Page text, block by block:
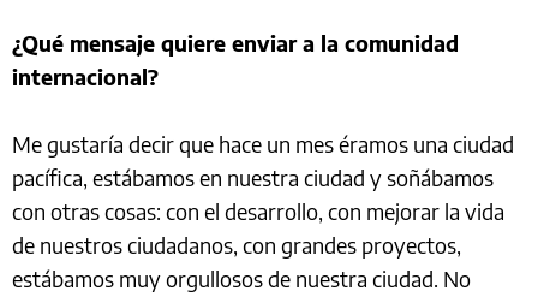
¿Qué mensaje quiere enviar a la comunidad
internacional?
Me gustaría decir que hace un mes éramos una ciudad
pacífica, estábamos en nuestra ciudad y soñábamos
con otras cosas: con el desarrollo, con mejorar la vida
de nuestros ciudadanos, con grandes proyectos,
estábamos muy orgullosos de nuestra ciudad. No